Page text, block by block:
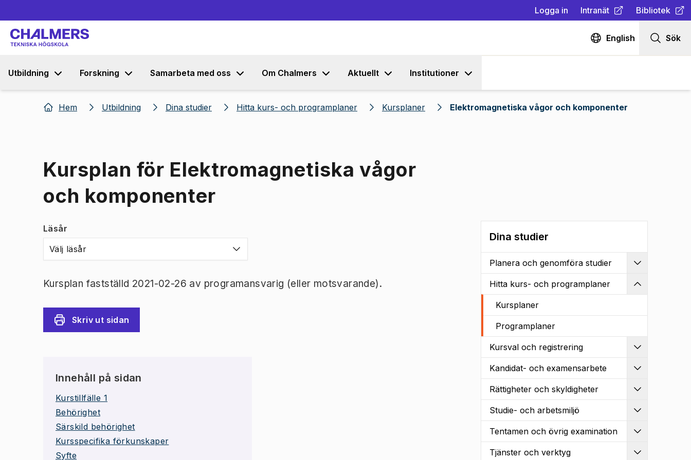
Logga in Intranät
(Öppnas i ny flik)
Bibliotek
(Öppnas i ny
English Sök
Utbildning Forskning Samarbeta med oss Om Chalmers Aktuellt Institutioner
Hem Utbildning Dina studier Hitta kurs- och programplaner Kursplaner Elektromagnetiska vågor och komponenter
Kursplan för Elektromagnetiska vågor
och komponenter
Läsår
Välj läsår
Kursplan fastställd 2021-02-26 av programansvarig (eller motsvarande).
Skriv ut sidan
Innehåll på sidan
Kurstillfälle 1
Behörighet
Särskild behörighet
Kursspecifika förkunskaper
Syfte
Dina studier
Planera och genomföra studier
Hitta kurs- och programplaner
Kursplaner
Programplaner
Kursval och registrering
Kandidat- och examensarbete
Rättigheter och skyldigheter
Studie- och arbetsmiljö
Tentamen och övrig examination
Tjänster och verktyg